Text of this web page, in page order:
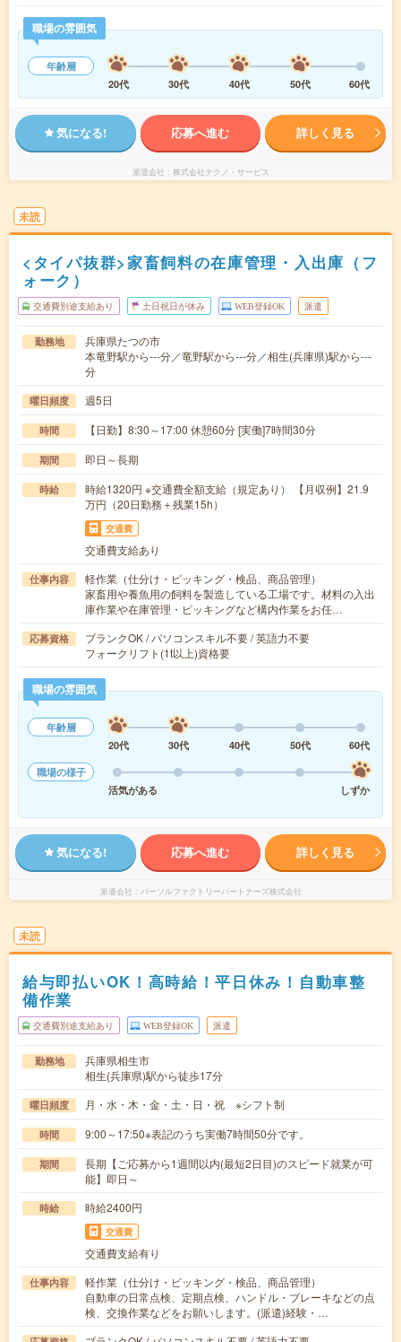
職場の雰囲気
年齢層
20代
30代 40代 50代 60代
気になる! 応募へ進む 詳しく見る
派遣会社 株式会社テクノ・サービス
未読
<タイパ抜群>家畜飼料の在庫管理・入出庫（フ
ォーク）
交通費別途支給あり 土日祝日が休み WEB登録OK 派遣
勤務地
兵庫県たつの市
本竜野駅から---分／竜野駅から---分／相生(兵庫県)駅から---
分
曜日頻度 週5日
時間 【日勤】8:30～17:00 休憩60分 [実働]7時間30分
期間 即日～長期
時給
時給1320円 ※交通費全額支給（規定あり） 【月収例】21.9
万円（20日勤務＋残業15h）
交通費
交通費支給あり
仕事内容
軽作業（仕分け・ピッキング・検品、商品管理）
家畜用や養魚用の飼料を製造している工場です。材料の入出
庫作業や在庫管理・ピッキングなど構内作業をお任…
応募資格
ブランクOK / パソコンスキル不要 / 英語力不要
フォークリフト(1t以上)資格要
職場の雰囲気
年齢層
20代
30代 40代 50代
60代
職場の様子
活気がある
しずか
気になる! 応募へ進む 詳しく見る
派遣会社 パーソルファクトリーパートナーズ株式会社
未読
給与即払いOK！高時給！平日休み！自動車整
備作業
交通費別途支給あり WEB登録OK 派遣
勤務地
兵庫県相生市
相生(兵庫県)駅から徒歩17分
曜日頻度 月・水・木・金・土・日・祝 ※シフト制
時間 9:00～17:50※表記のうち実働7時間50分です。
期間
長期【ご応募から1週間以内(最短2日目)のスピード就業が可
能】即日～
時給 時給2400円
交通費
交通費支給有り
仕事内容
軽作業（仕分け・ピッキング・検品、商品管理）
自動車の日常点検、定期点検、ハンドル・ブレーキなどの点
検、交換作業などをお願いします。(派遣)経験・…